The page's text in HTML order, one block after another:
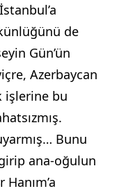
de
Gün’ün
Azerbaycan
işlerine bu
Bunu
ana-oğulun
Hanım’a